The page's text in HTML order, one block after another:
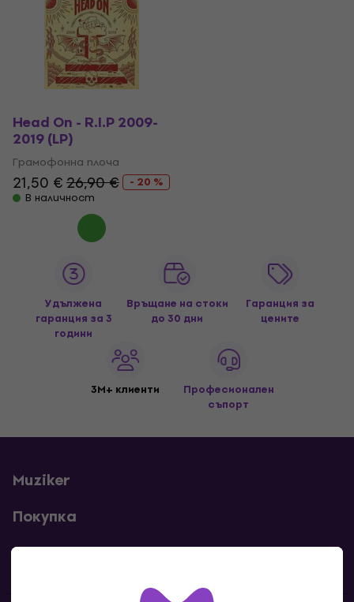
Head On - R.I.P 2009-
2019 (LP)
Грамофонна плоча
21,50 €26,90 €
- 20 %
В наличност
Удължена
гаранция за 3
години
Връщане на стоки
до 30 дни
Гаранция за
цените
3M+ клиенти
Професионален
съпорт
Muziker
Покупка
Полезни линкове